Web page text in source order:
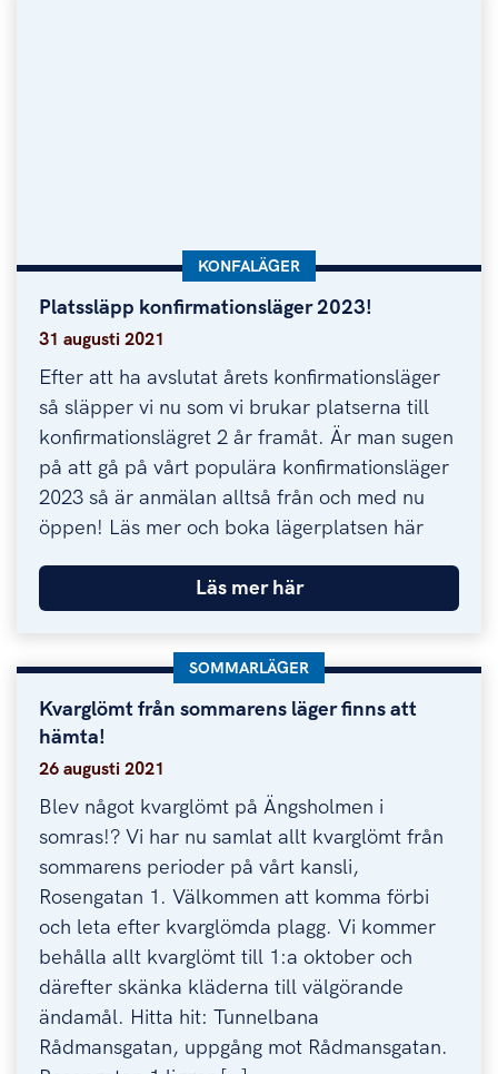
Platssläpp konfirmationsläger 2023!
Platssläpp konfirmationsläger 2023!
KATEGORI:
KONFALÄGER
31 augusti 2021
Efter att ha avslutat årets konfirmationsläger
så släpper vi nu som vi brukar platserna till
konfirmationslägret 2 år framåt. Är man sugen
på att gå på vårt populära konfirmationsläger
2023 så är anmälan alltså från och med nu
öppen! Läs mer och boka lägerplatsen här
Läs mer här
Kvarglömt från sommarens läger finns att
hämta!
Kvarglömt från sommarens läger finns att hämta!
KATEGORI:
SOMMARLÄGER
26 augusti 2021
Blev något kvarglömt på Ängsholmen i
somras!? Vi har nu samlat allt kvarglömt från
sommarens perioder på vårt kansli,
Rosengatan 1. Välkommen att komma förbi
och leta efter kvarglömda plagg. Vi kommer
behålla allt kvarglömt till 1:a oktober och
därefter skänka kläderna till välgörande
ändamål. Hitta hit: Tunnelbana
Rådmansgatan, uppgång mot Rådmansgatan.